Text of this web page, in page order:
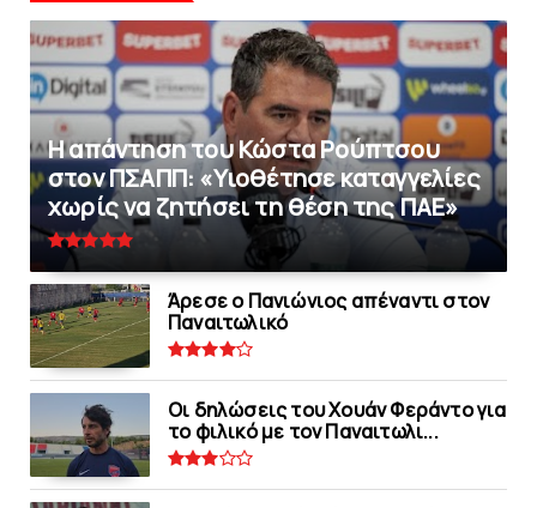
Η απάντηση του Κώστα Ρούπτσου
στον ΠΣΑΠΠ: «Υιοθέτησε καταγγελίες
χωρίς να ζητήσει τη θέση της ΠAΕ»
Άρεσε ο Πανιώνιος απέναντι στoν
Παναιτωλικό
Οι δηλώσεις του Χουάν Φεράντο για
το φιλικό με τoν Παναιτωλι...